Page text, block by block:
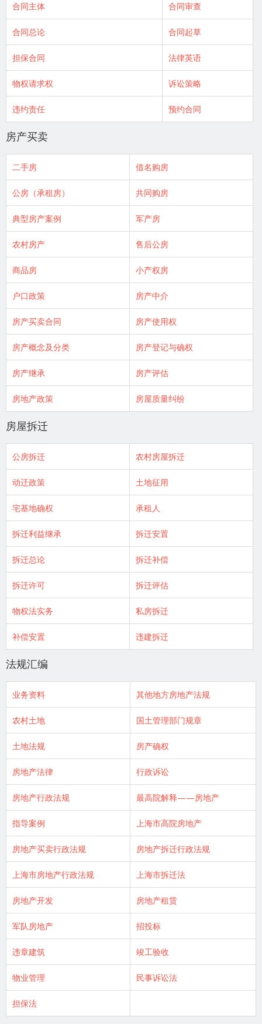
合同主体 合同审查
合同总论 合同起草
担保合同 法律英语
物权请求权 诉讼策略
违约责任 预约合同
房产买卖
二手房 借名购房
公房（承租房） 共同购房
典型房产案例 军产房
农村房产 售后公房
商品房 小产权房
户口政策 房产中介
房产买卖合同 房产使用权
房产概念及分类 房产登记与确权
房产继承 房产评估
房地产政策 房屋质量纠纷
房屋拆迁
公房拆迁 农村房屋拆迁
动迁政策 土地征用
宅基地确权 承租人
拆迁利益继承 拆迁安置
拆迁总论 拆迁补偿
拆迁许可 拆迁评估
物权法实务 私房拆迁
补偿安置 违建拆迁
法规汇编
业务资料 其他地方房地产法规
农村土地 国土管理部门规章
土地法规 房产确权
房地产法律 行政诉讼
房地产行政法规 最高院解释——房地产
指导案例 上海市高院房地产
房地产买卖行政法规 房地产拆迁行政法规
上海市房地产行政法规 上海市拆迁法
房地产开发 房地产租赁
军队房地产 招投标
违章建筑 竣工验收
物业管理 民事诉讼法
担保法